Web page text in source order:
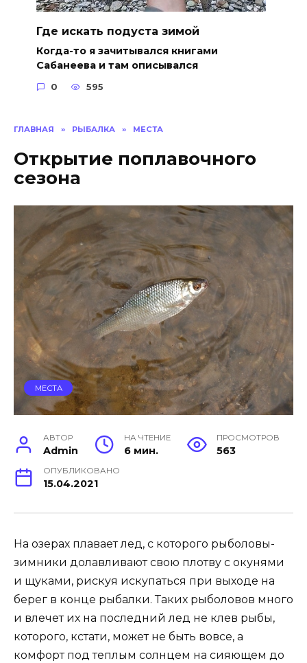
ГЛАВНАЯ » РЫБАЛКА » МЕСТА
Открытие поплавочного
сезона
МЕСТА
АВТОР
Admin
НА ЧТЕНИЕ
6 мин.
ПРОСМОТРОВ
563
ОПУБЛИКОВАНО
15.04.2021
На озерах плавает лед, с которого рыболовы-
зимники долавливают свою плотву с окунями
и щуками, рискуя искупаться при выходе на
берег в конце рыбалки. Таких рыболовов много
и влечет их на последний лед не клев рыбы,
которого, кстати, может не быть вовсе, а
комфорт под теплым солнцем на сияющем до
Где искать подуста зимой
Когда-то я зачитывался книгами
Сабанеева и там описывался
0 595